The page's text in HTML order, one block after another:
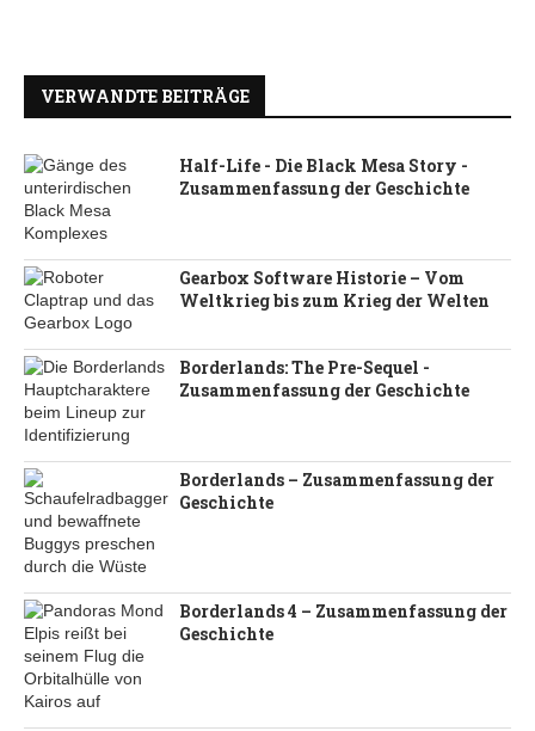
VERWANDTE BEITRÄGE
Half-Life - Die Black Mesa Story -
Zusammenfassung der Geschichte
Gearbox Software Historie – Vom
Weltkrieg bis zum Krieg der Welten
Borderlands: The Pre-Sequel -
Zusammenfassung der Geschichte
Borderlands – Zusammenfassung der
Geschichte
Borderlands 4 – Zusammenfassung der
Geschichte